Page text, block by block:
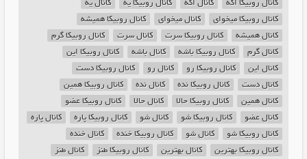
کانال روبیکا اگه کانال اگه کانال روبیکا یه
کانال یه
کانال روبیکا میخوای
کانال میخوای
کانال روبیکا همیشه
کانال همیشه
کانال روبیکا سرت کانال سرت
کانال روبیکا گرم
کانال گرم
کانال روبیکا باشه کانال باشه
کانال روبیکا این
کانال این
کانال روبیکا رو کانال رو
کانال روبیکا دست
کانال دست
کانال روبیکا نده کانال نده
کانال روبیکا همین
کانال همین
کانال روبیکا حالا کانال حالا
کانال روبیکا عضو
کانال عضو
کانال روبیکا شو کانال شو کانال روبیکا پاره
کانال پاره
کانال روبیکا شو
کانال شو کانال روبیکا خنده
کانال خنده
کانال روبیکا بهترین
کانال بهترین کانال روبیکا طنز
کانال طنز